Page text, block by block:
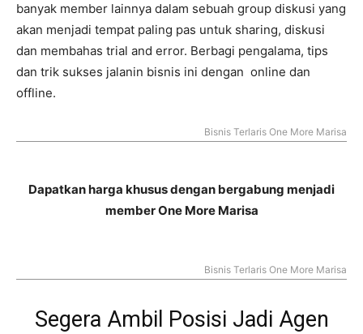
banyak member lainnya dalam sebuah group diskusi yang
akan menjadi tempat paling pas untuk sharing, diskusi
dan membahas trial and error. Berbagi pengalama, tips
dan trik sukses jalanin bisnis ini dengan online dan
offline.
Bisnis Terlaris One More Marisa
Dapatkan harga khusus dengan bergabung menjadi
member One More Marisa
Bisnis Terlaris One More Marisa
Segera Ambil Posisi Jadi Agen